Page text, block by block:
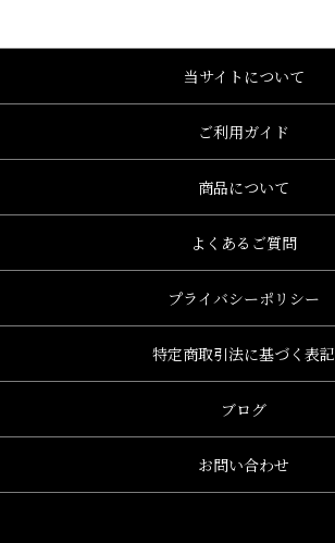
当サイトについて
ご利用ガイド
商品について
よくあるご質問
プライバシーポリシー
特定商取引法に基づく表記
ブログ
お問い合わせ